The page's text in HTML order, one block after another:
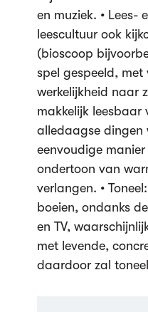
en muziek. • Lees-
leescultuur ook
(bioscoop
spel gespeeld, met
werkelijkheid naar
makkelijk leesbaar
alledaagse dingen
eenvoudige
ondertoon van
verlangen. •
boeien, ondanks
en TV,
met levende,
daardoor zal